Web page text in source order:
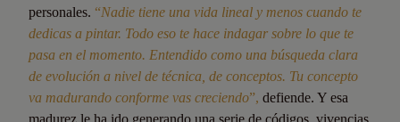
personales. “Nadie tiene una vida lineal y menos cuando te
dedicas a pintar. Todo eso te hace indagar sobre lo que te
pasa en el momento. Entendido como una búsqueda clara
de evolución a nivel de técnica, de conceptos. Tu concepto
va madurando conforme vas creciendo”, defiende. Y esa